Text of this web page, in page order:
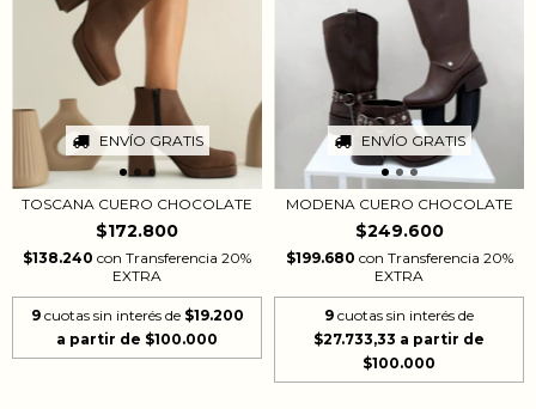
ENVÍO GRATIS
TOSCANA CUERO CHOCOLATE
$172.800
$138.240 con Transferencia 20%
EXTRA
9 cuotas sin interés de $19.200
ENVÍO GRATIS
MODENA CUERO CHOCOLATE
$249.600
$199.680 con Transferencia 20%
EXTRA
9 cuotas sin interés de
$27.733,33